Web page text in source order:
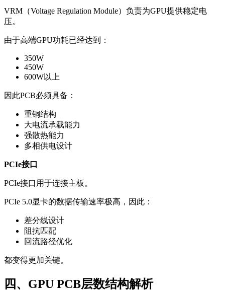
VRM（Voltage Regulation Module）负责为GPU提供稳定电
压。
由于高端GPU功耗已经达到：
350W
450W
600W以上
因此PCB必须具备：
重铜结构
大电流承载能力
强散热能力
多相供电设计
PCIe接口
PCIe接口用于连接主板。
PCIe 5.0显卡的数据传输速率极高，因此：
差分线设计
阻抗匹配
回流路径优化
都变得更加关键。
四、GPU PCB层数结构解析